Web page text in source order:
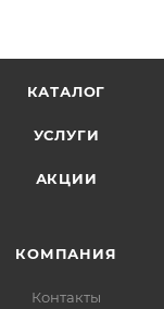
КАТАЛОГ
УСЛУГИ
АКЦИИ
КОМПАНИЯ
Контакты